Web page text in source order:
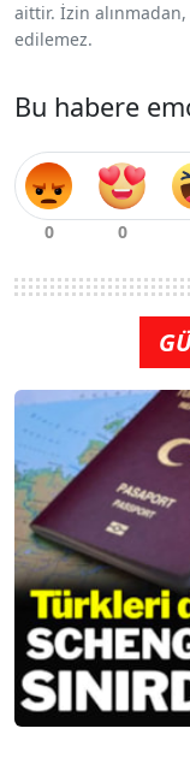
aittir. İzin
edilemez.
Bu habere